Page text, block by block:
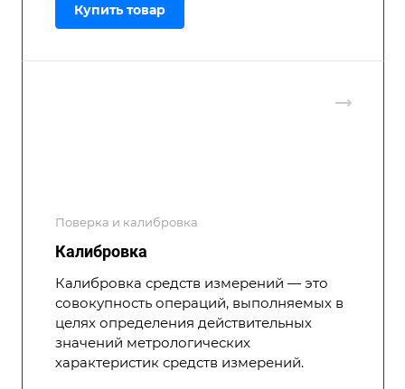
Купить товар
Поверка и калибровка
Калибровка
Калибровка средств измерений — это
совокупность операций, выполняемых в
целях определения действительных
значений метрологических
характеристик средств измерений.